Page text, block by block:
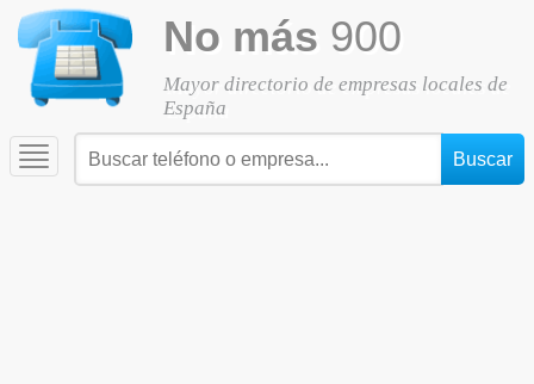
No más 900
Mayor directorio de empresas locales de
España
Toggle
navigation